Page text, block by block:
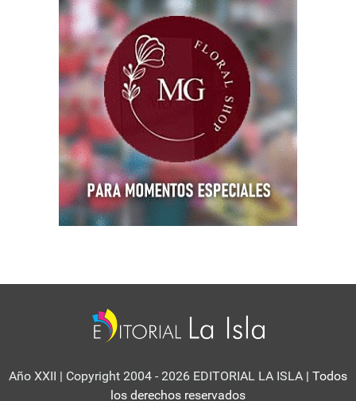
Año XXII | Copyright 2004 - 2026 EDITORIAL LA ISLA | Todos
los derechos reservados